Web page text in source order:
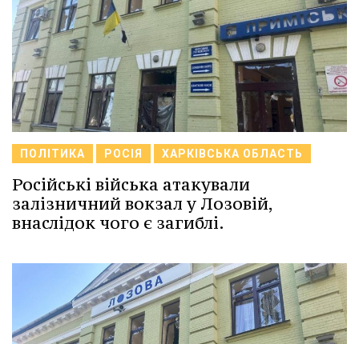
ПОЛІТИКА РОСІЯ ХАРКІВСЬКА ОБЛАСТЬ
Російські війська атакували
залізничний вокзал у Лозовій,
внаслідок чого є загиблі.